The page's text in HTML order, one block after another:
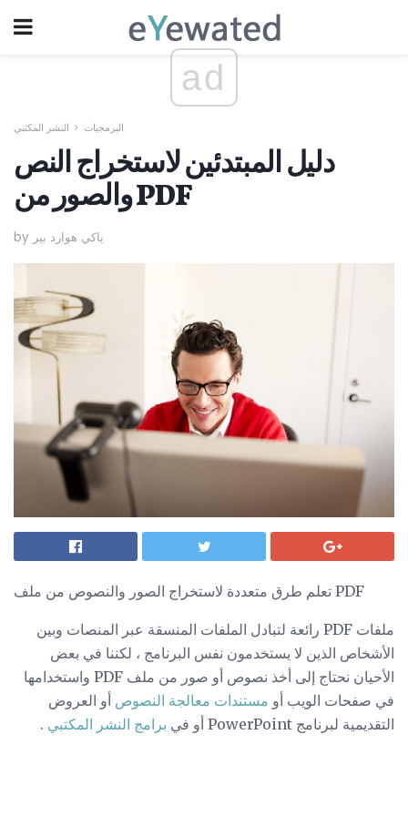
ad
البرمجيات النشر المكتبي
دليل المبتدئين لاستخراج النص
والصور من PDF
by ياكي هوارد بير
تعلم طرق متعددة لاستخراج الصور والنصوص من ملف PDF
ملفات PDF رائعة لتبادل الملفات المنسقة عبر المنصات وبين
الأشخاص الذين لا يستخدمون نفس البرنامج ، لكننا في بعض
الأحيان نحتاج إلى أخذ نصوص أو صور من ملف PDF واستخدامها
في صفحات الويب أو مستندات معالجة النصوص أو العروض
التقديمية لبرنامج PowerPoint أو في
برامج النشر المكتبي .